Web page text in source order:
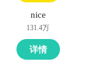
nice
131.4万
详情